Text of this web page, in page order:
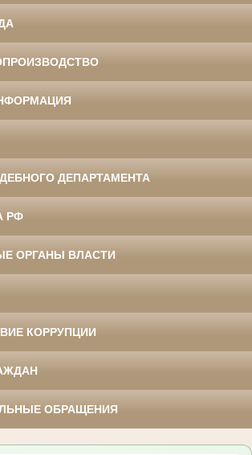
ДЕПАРТАМЕНТА
РФ
ОРГАНЫ ВЛАСТИ
КОРРУПЦИИ
ОБРАЩЕНИЯ